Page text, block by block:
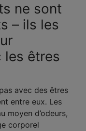
ne sont
– ils les
les êtres
avec des êtres
entre eux. Les
moyen d’odeurs,
corporel